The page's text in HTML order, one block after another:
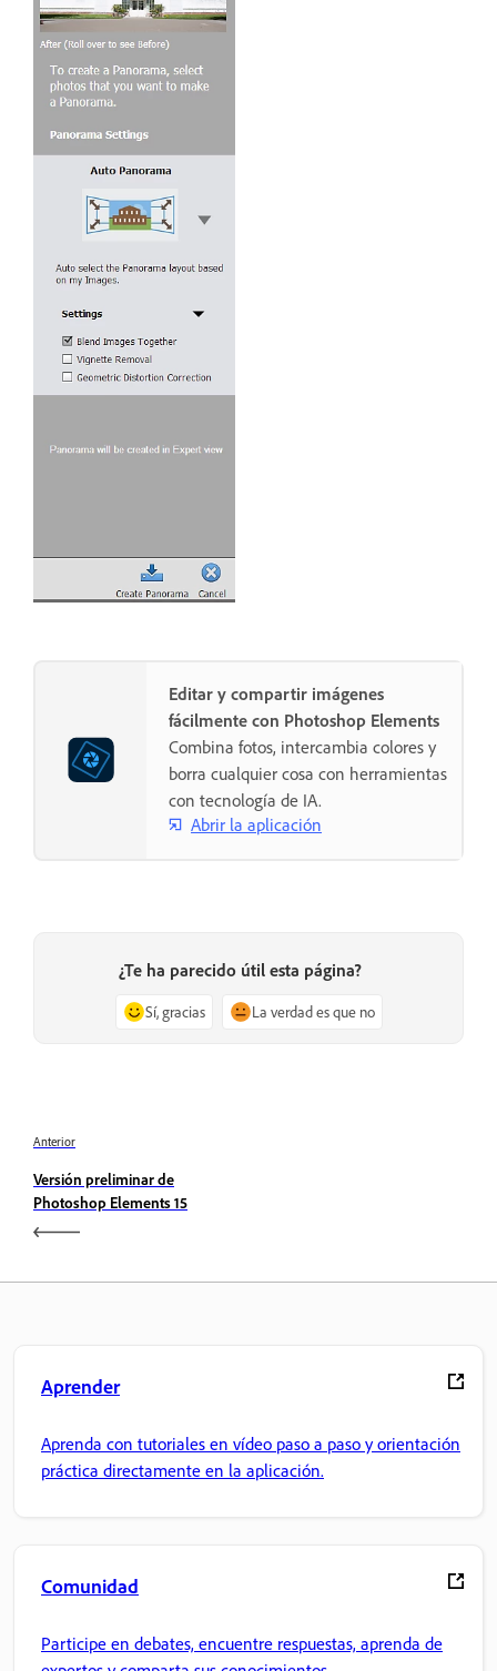
Editar y compartir imágenes
fácilmente con Photoshop Elements
Combina fotos, intercambia colores y
borra cualquier cosa con herramientas
con tecnología de IA.
Abrir la aplicación
¿Te ha parecido útil esta página?
Sí, gracias La verdad es que no
Anterior
Versión preliminar de
Photoshop Elements 15
Aprender
Aprenda con tutoriales en vídeo paso a paso y orientación
práctica directamente en la aplicación.
Comunidad
Participe en debates, encuentre respuestas, aprenda de